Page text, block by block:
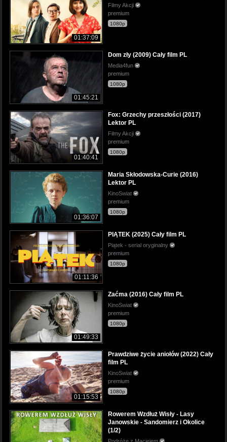
01:37:09
Filmy Akcji
premium
1080p
01:45:21
Dom zły (2009) Cały film PL
Media4fun
premium
1080p
01:40:41
Fox: Grzechy przeszłości (2017)
Lektor PL
Filmy Akcji
premium
1080p
01:36:07
Maria Skłodowska-Curie (2016)
Lektor PL
KinoSwiat
premium
1080p
01:11:36
PIĄTEK (2025) Cały film PL
Piątek - serial oryginalny
premium
1080p
01:49:33
Zaćma (2016) Cały film PL
KinoSwiat
premium
1080p
01:15:53
Prawdziwe życie aniołów (2022) Cały
film PL
KinoSwiat
premium
1080p
Rowerem Wzdłuż Wisły - Lasy
Janowskie - Sandomierz i Okolice
(1/2)